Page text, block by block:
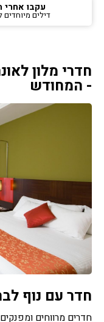
עקבו אחרי
דילים מיוחדים
חדרי מלון
- המחודש
חדר עם נוף
חדרים מרווחים